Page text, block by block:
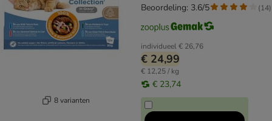
8 varianten
individueel€ 26,76
€ 24,99
€ 12,25 / kg
€ 23,74
Beoordeling: 3.6/5 (14)